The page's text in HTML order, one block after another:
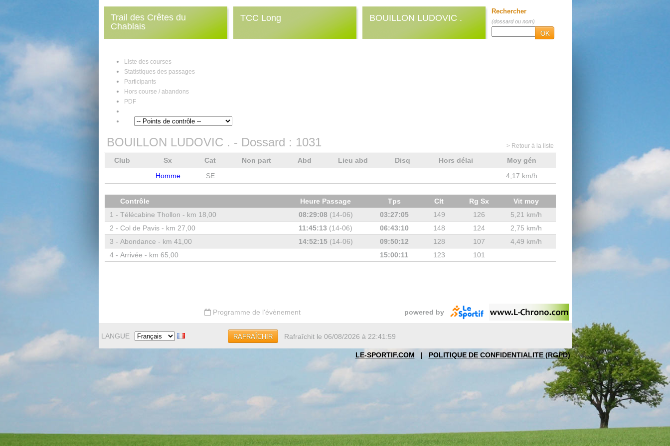
Trail des Crêtes du
Chablais
TCC Long BOUILLON LUDOVIC .
Rechercher
(dossard ou nom)
OK
Liste des courses
Statistiques des passages
Participants
Hors course / abandons
PDF
BOUILLON LUDOVIC . - Dossard : 1031 > Retour à la liste
Club Sx Cat Non part Abd Lieu abd Disq Hors délai
Moy gén
Homme
SE 4,17 km/h
Contrôle Heure Passage Tps Clt Rg Sx
Vit moy
1 - Télécabine Thollon - km 18,00 08:29:08 (14-06) 03:27:05 149 126
5,21 km/h
2 - Col de Pavis - km 27,00 11:45:13 (14-06) 06:43:10 148 124
2,75 km/h
3 - Abondance - km 41,00 14:52:15(14-06) 09:50:12 128 107
4,49 km/h
4 - Arrivée - km 65,00 15:00:11 123 101
Programme de l'évènement powered by
LANGUE RAFRAÎCHIR Rafraîchit le 06/08/2026 à 22:41:59
LE-SPORTIF.COM | POLITIQUE DE CONFIDENTIALITE (RGPD)